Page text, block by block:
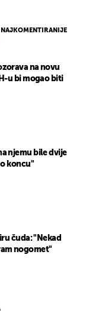
NAJKOMENTIRANIJE
na novu
u bi mogao biti
njemu bile dvije
koncu"
čuda: "Nekad
nogomet"